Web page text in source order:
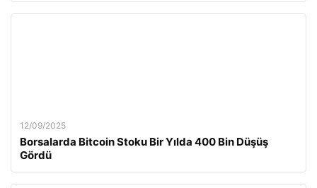
12/09/2025
Borsalarda Bitcoin Stoku Bir Yılda 400 Bin Düşüş
Gördü